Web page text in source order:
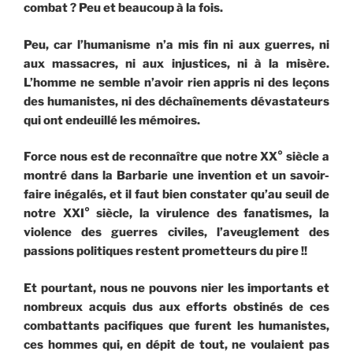
combat ? Peu et beaucoup à la fois.
Peu, car l’humanisme n’a mis fin ni aux guerres, ni
aux massacres, ni aux injustices, ni à la misère.
L’homme ne semble n’avoir rien appris ni des leçons
des humanistes, ni des déchaînements dévastateurs
qui ont endeuillé les mémoires.
Force nous est de reconnaître que notre XX° siècle a
montré dans la Barbarie une invention et un savoir-
faire inégalés, et il faut bien constater qu’au seuil de
notre XXI° siècle, la virulence des fanatismes, la
violence des guerres civiles, l’aveuglement des
passions politiques restent prometteurs du pire !!
Et pourtant, nous ne pouvons nier les importants et
nombreux acquis dus aux efforts obstinés de ces
combattants pacifiques que furent les humanistes,
ces hommes qui, en dépit de tout, ne voulaient pas